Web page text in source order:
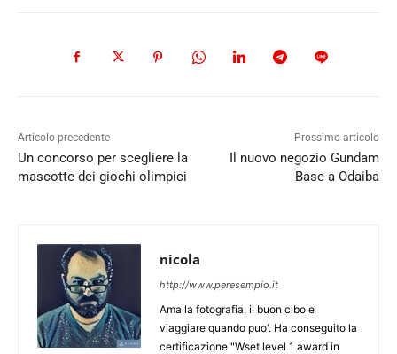
Articolo precedente
Un concorso per scegliere la
mascotte dei giochi olimpici
Prossimo articolo
Il nuovo negozio Gundam
Base a Odaiba
nicola
http://www.peresempio.it
Ama la fotografia, il buon cibo e
viaggiare quando puo'. Ha conseguito la
certificazione "Wset level 1 award in